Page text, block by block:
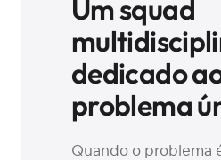
Um squad
dedicado
problema
Quando o problema